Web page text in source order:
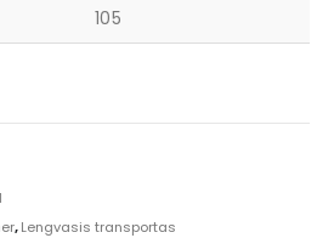
105
,Lengvasis transportas